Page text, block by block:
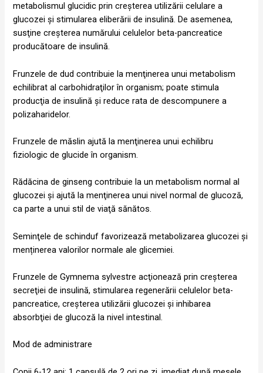
metabolismul glucidic prin creşterea utilizării celulare a
glucozei şi stimularea eliberării de insulină. De asemenea,
susţine creşterea numărului celulelor beta-pancreatice
producătoare de insulină.
Frunzele de dud contribuie la menţinerea unui metabolism
echilibrat al carbohidraţilor în organism; poate stimula
producţia de insulină şi reduce rata de descompunere a
polizaharidelor.
Frunzele de măslin ajută la menţinerea unui echilibru
fiziologic de glucide în organism.
Rădăcina de ginseng contribuie la un metabolism normal al
glucozei şi ajută la menţinerea unui nivel normal de glucoză,
ca parte a unui stil de viaţă sănătos.
Seminţele de schinduf favorizează metabolizarea glucozei și
menținerea valorilor normale ale glicemiei.
Frunzele de Gymnema sylvestre acţionează prin creşterea
secreţiei de insulină, stimularea regenerării celulelor beta-
pancreatice, creşterea utilizării glucozei şi inhibarea
absorbţiei de glucoză la nivel intestinal.
Mod de administrare